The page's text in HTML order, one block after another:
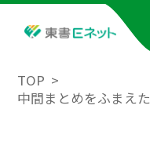
TOP
中間まとめをふまえ